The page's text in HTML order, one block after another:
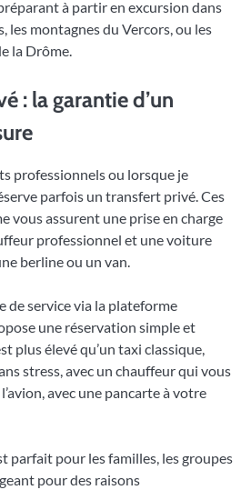
à partir en excursion dans
les montagnes du Vercors, ou les
la Drôme.
: la garantie d’un
professionnels ou lorsque je
parfois un transfert privé. Ces
vous assurent une prise en charge
professionnel et une voiture
berline ou un van.
de service via la plateforme
une réservation simple et
plus élevé qu’un taxi classique,
stress, avec un chauffeur qui vous
avec une pancarte à votre
parfait pour les familles, les groupes
pour des raisons